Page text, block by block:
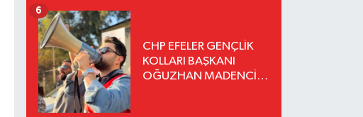
CHP EFELER GENÇLİK
KOLLARI BAŞKANI
OĞUZHAN MADENCİ
6